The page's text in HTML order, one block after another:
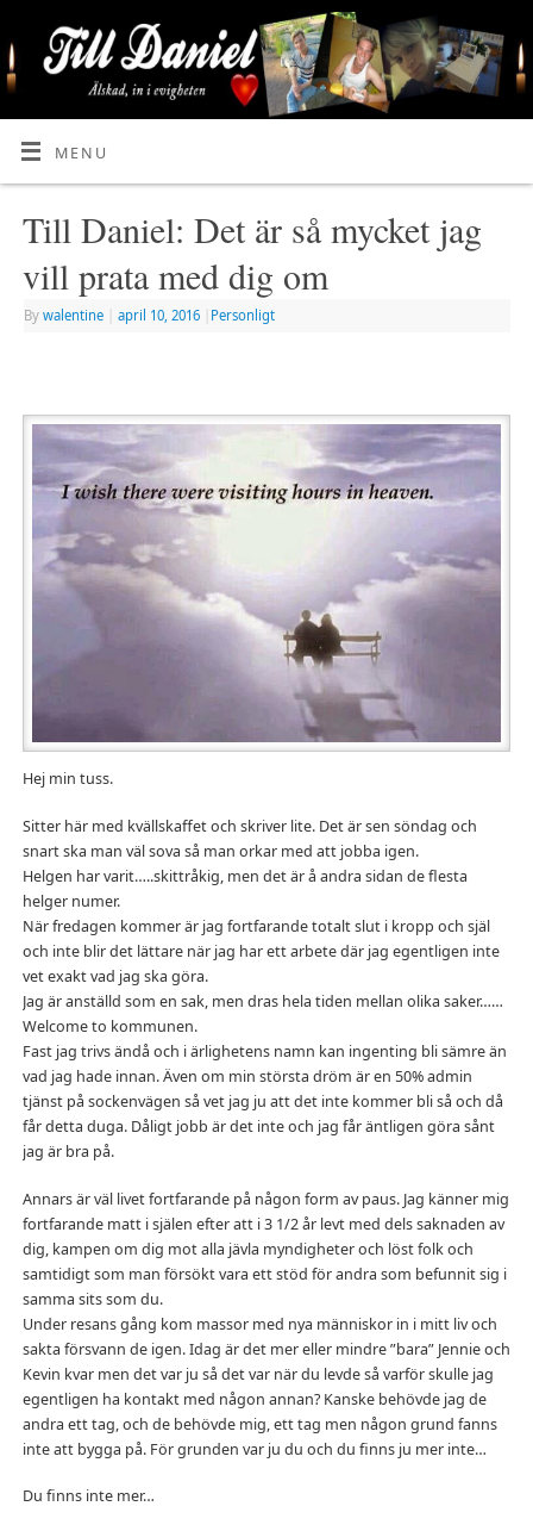
MENU
Till Daniel: Det är så mycket jag
vill prata med dig om
By walentine april 10, 2016 Personligt
Hej min tuss.
Sitter här med kvällskaffet och skriver lite. Det är sen söndag och
snart ska man väl sova så man orkar med att jobba igen.
Helgen har varit…..skittråkig, men det är å andra sidan de flesta
helger numer.
När fredagen kommer är jag fortfarande totalt slut i kropp och själ
och inte blir det lättare när jag har ett arbete där jag egentligen inte
vet exakt vad jag ska göra.
Jag är anställd som en sak, men dras hela tiden mellan olika saker……
Welcome to kommunen.
Fast jag trivs ändå och i ärlighetens namn kan ingenting bli sämre än
vad jag hade innan. Även om min största dröm är en 50% admin
tjänst på sockenvägen så vet jag ju att det inte kommer bli så och då
får detta duga. Dåligt jobb är det inte och jag får äntligen göra sånt
jag är bra på.
Annars är väl livet fortfarande på någon form av paus. Jag känner mig
fortfarande matt i själen efter att i 3 1/2 år levt med dels saknaden av
dig, kampen om dig mot alla jävla myndigheter och löst folk och
samtidigt som man försökt vara ett stöd för andra som befunnit sig i
samma sits som du.
Under resans gång kom massor med nya människor in i mitt liv och
sakta försvann de igen. Idag är det mer eller mindre ”bara” Jennie och
Kevin kvar men det var ju så det var när du levde så varför skulle jag
egentligen ha kontakt med någon annan? Kanske behövde jag de
andra ett tag, och de behövde mig, ett tag men någon grund fanns
inte att bygga på. För grunden var ju du och du finns ju mer inte…
Du finns inte mer…